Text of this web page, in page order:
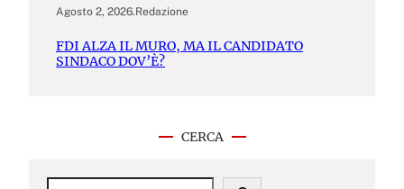
Agosto 2, 2026.Redazione
FDI ALZA IL MURO, MA IL CANDIDATO
SINDACO DOV’È?
CERCA
S